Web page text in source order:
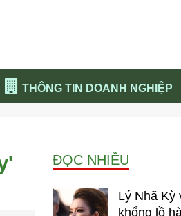
THÔNG TIN DOANH NGHIỆP
Nổi bật báo nga
Thư viện media
Phân tích thị trường Nga
ĐỌC NHIỀU
Lý Nhã Kỳ
khổng lồ